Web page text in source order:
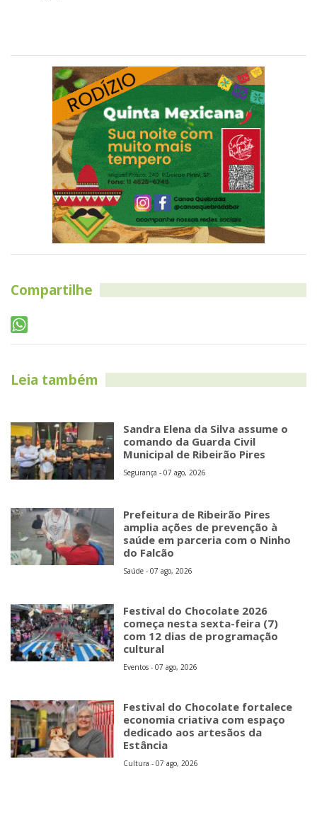
Compartilhe
Leia também
Sandra Elena da Silva assume o
comando da Guarda Civil
Municipal de Ribeirão Pires
Segurança - 07 ago, 2026
Prefeitura de Ribeirão Pires
amplia ações de prevenção à
saúde em parceria com o Ninho
do Falcão
Saúde - 07 ago, 2026
Festival do Chocolate 2026
começa nesta sexta-feira (7)
com 12 dias de programação
cultural
Eventos - 07 ago, 2026
Festival do Chocolate fortalece
economia criativa com espaço
dedicado aos artesãos da
Estância
Cultura - 07 ago, 2026